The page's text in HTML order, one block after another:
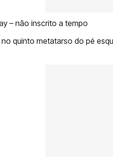
– não inscrito a tempo
no quinto metatarso do pé